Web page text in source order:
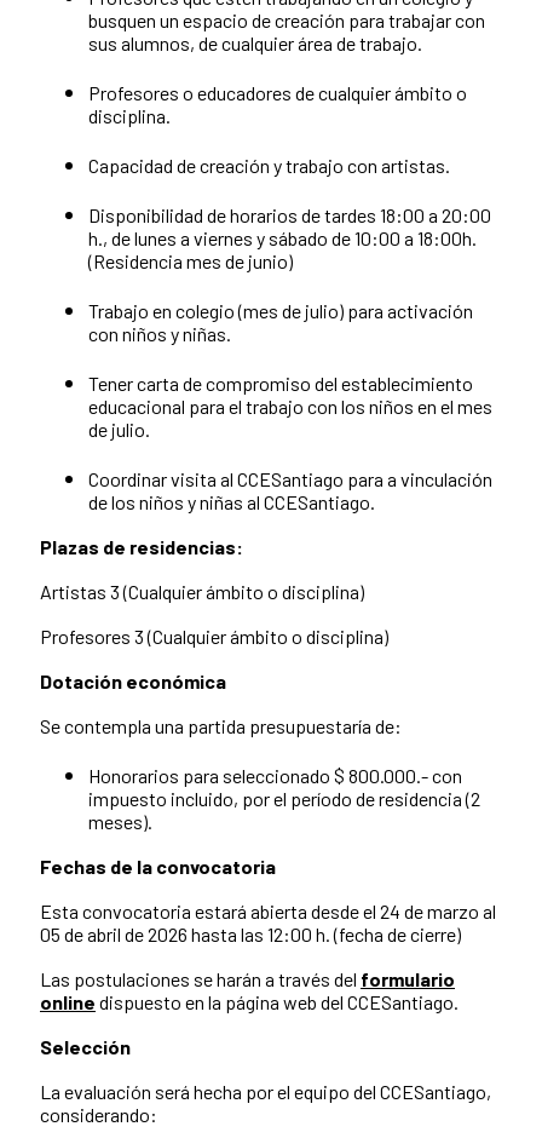
busquen un espacio de creación para trabajar con
sus alumnos, de cualquier área de trabajo.
Profesores o educadores de cualquier ámbito o
disciplina.
Capacidad de creación y trabajo con artistas.
Disponibilidad de horarios de tardes 18:00 a 20:00
h., de lunes a viernes y sábado de 10:00 a 18:00h.
(Residencia mes de junio)
Trabajo en colegio (mes de julio) para activación
con niños y niñas.
Tener carta de compromiso del establecimiento
educacional para el trabajo con los niños en el mes
de julio.
Coordinar visita al CCESantiago para a vinculación
de los niños y niñas al CCESantiago.
Plazas de residencias:
Artistas 3 (Cualquier ámbito o disciplina)
Profesores 3 (Cualquier ámbito o disciplina)
Dotación económica
Se contempla una partida presupuestaría de:
Honorarios para seleccionado $ 800.000.- con
impuesto incluido, por el período de residencia (2
meses).
Fechas de la convocatoria
Esta convocatoria estará abierta desde el 24 de marzo al
05 de abril de 2026 hasta las 12:00 h. (fecha de cierre)
Las postulaciones se harán a través del formulario
online dispuesto en la página web del CCESantiago.
Selección
La evaluación será hecha por el equipo del CCESantiago,
considerando: